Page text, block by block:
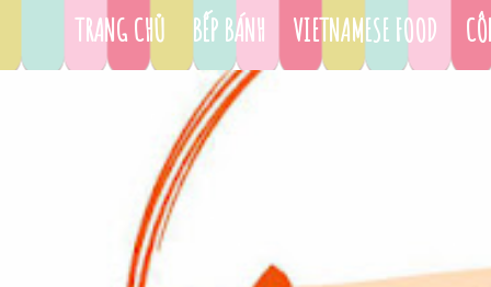
TRANG CHỦ BẾP BÁNH VIETNAMESE FOOD